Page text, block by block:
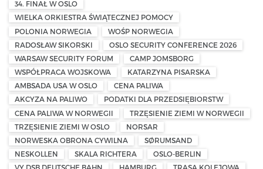
34. FINAŁ W OSLO
WIELKA ORKIESTRA ŚWIĄTECZNEJ POMOCY
POLONIA NORWEGIA
WOŚP NORWEGIA
RADOSŁAW SIKORSKI
OSLO SECURITY CONFERENCE 2026
WARSAW SECURITY FORUM
CAMP JOMSBORG
WSPÓŁPRACA WOJSKOWA
KATARZYNA PISARSKA
AMBSADA USA W OSLO
CENA PALIWA
AKCYZA NA PALIWO
PODATKI DLA PRZEDSIĘBIORSTW
CENA PALIWA W NORWEGII
TRZĘSIENIE ZIEMI W NORWEGII
TRZĘSIENIE ZIEMI W OSLO
NORSAR
NORWESKA OBRONA CYWILNA
SØRUMSAND
NESKOLLEN
SKALA RICHTERA
OSLO-BERLIN